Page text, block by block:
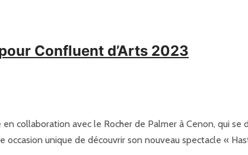
Confluent d’Arts 2023
collaboration avec le Rocher de Palmer à Cenon, qui se
unique de découvrir son nouveau spectacle «